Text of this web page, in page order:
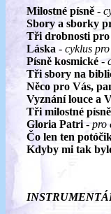
Milostné písně -
Sbory a sborky
Tři drobnosti pro
Láska - cyklus
Písně kosmické-
Tři sbory na
Něco pro Vás,
Vyznání louce a
Tři milostné písně
Gloria Patri - pro
Čo len ten
Kdyby mi tak